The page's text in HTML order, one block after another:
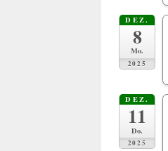
DEZ.
8
Mo.
2025
DEZ.
11
Do.
2025